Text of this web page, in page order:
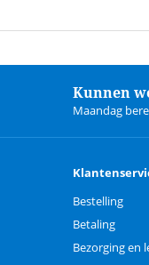
Kunnen
Maandag
Bestelling
Betaling
Bezorging en